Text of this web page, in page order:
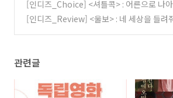
토크(GV) 기록
(0)
[인디즈_Choice] <셔틀콕> : 어른으로 나
첫 걸음
(0)
[인디즈_Review] <울보> : 네 세상을 들려
관련글